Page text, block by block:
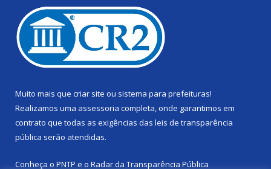
Muito mais que criar site ou sistema para prefeituras!
Realizamos uma assessoria completa, onde garantimos em
contrato que todas as exigências das leis de transparência
pública serão atendidas.
Conheça o PNTP e o Radar da Transparência Pública